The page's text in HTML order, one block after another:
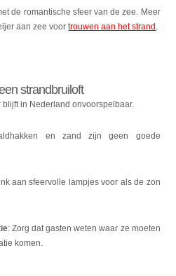
de romantische sfeer van de zee. Meer
aan zee voortrouwen aan het strand.
strandbruiloft
blijft in Nederland onvoorspelbaar.
en zand zijn geen goede
aan sfeervolle lampjes voor als de zon
: Zorg dat gasten weten waar ze moeten
komen.